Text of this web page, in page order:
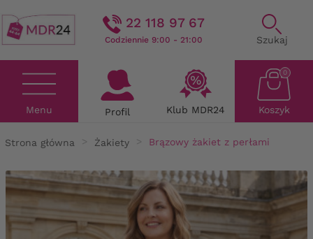
22 118 97 67
Codziennie 9:00 - 21:00 Szukaj
Menu Profil Klub MDR24 Koszyk
0
Strona główna Żakiety Brązowy żakiet z perłami